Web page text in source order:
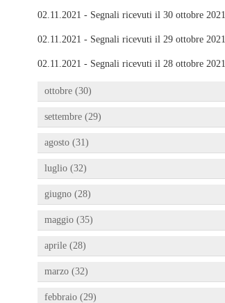
02.11.2021 - Segnali ricevuti il 30 ottobre 2021
02.11.2021 - Segnali ricevuti il 29 ottobre 2021
02.11.2021 - Segnali ricevuti il 28 ottobre 2021
ottobre (30)
settembre (29)
agosto (31)
luglio (32)
giugno (28)
maggio (35)
aprile (28)
marzo (32)
febbraio (29)